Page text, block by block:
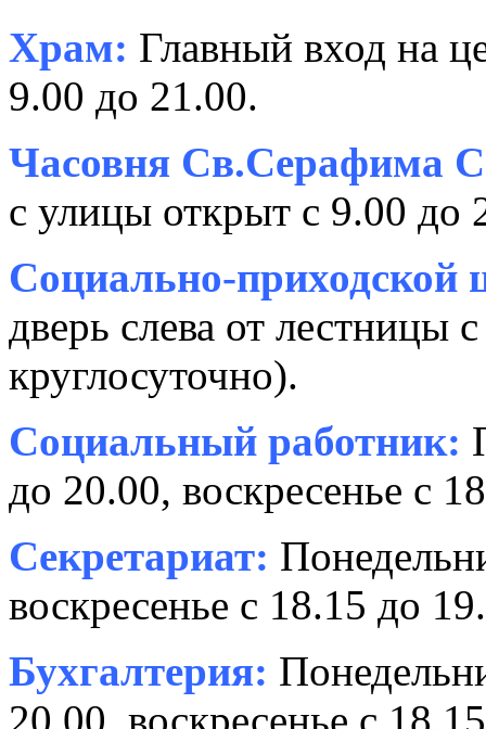
Храм: Главный вход на
9.00 до 21.00.
Часовня Св.Серафима
с улицы открыт с 9.00 до
Социально-приходской
дверь слева от лестницы
круглосуточно).
Социальный работник:
до 20.00, воскресенье с
Секретариат:
воскресенье с 18.15 до
Бухгалтерия: